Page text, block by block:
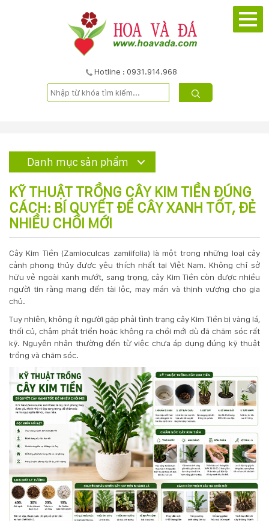
Hotline : 0931.914.968
PHẨM
VỤ
KỸ
HÌNH
ẢNH
LIÊN
HỆ
Danh mục sản phẩm
KỸ THUẬT TRỒNG CÂY KIM TIỀN ĐÚNG
CÁCH: BÍ QUYẾT ĐỂ CÂY XANH TỐT, ĐẺ
NHIỀU CHỒI MỚI
Cây Kim Tiền (Zamioculcas zamiifolia) là một trong những loại cây
cảnh phong thủy được yêu thích nhất tại Việt Nam. Không chỉ sở
hữu vẻ ngoài xanh mướt, sang trọng, cây Kim Tiền còn được nhiều
người tin rằng mang đến tài lộc, may mắn và thịnh vượng cho gia
chủ.
Tuy nhiên, không ít người gặp phải tình trạng cây Kim Tiền bị vàng lá,
thối củ, chậm phát triển hoặc không ra chồi mới dù đã chăm sóc rất
kỹ. Nguyên nhân thường đến từ việc chưa áp dụng đúng kỹ thuật
trồng và chăm sóc.